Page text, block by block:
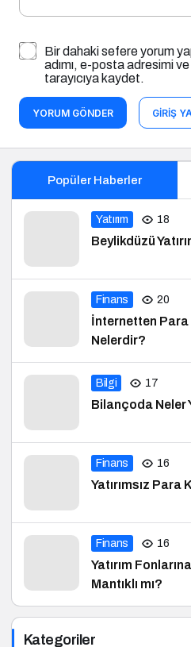
Bir dahaki sefere yorum
adımı, e-posta adresimi
tarayıcıya kaydet.
YORUM GÖNDER GIRIŞ
Popüler Haberler
Yatırım 18
Beylikdüzü
Finans 20
İnternetten Para
Nelerdir?
Bilgi 17
Bilançoda Neler
Finans 16
Yatırımsız Para
Finans 16
Yatırım
Mantıklı mı?
Kategoriler